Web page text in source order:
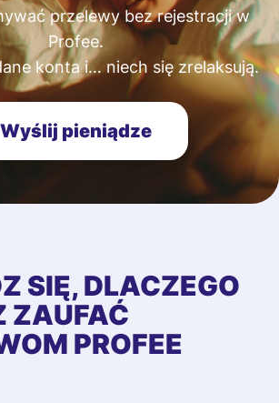
przelewy bez rejestracji w
Profee.
konta i… niech się zrelaksują.
Wyślij pieniądze
SIĘ, DLACZEGO
ZAUFAĆ
PROFEE